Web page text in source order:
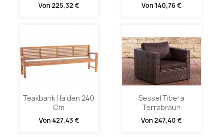
Von225,32 € Von140,76 €
Teakbank Halden 240
Cm
Von427,43 €
Sessel Tibera
Terrabraun
Von247,40 €